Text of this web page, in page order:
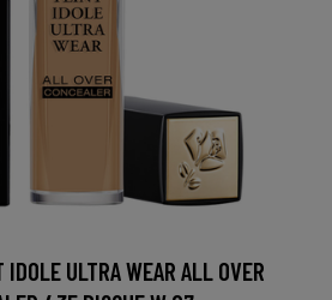
ULTRA WEAR ALL OVER